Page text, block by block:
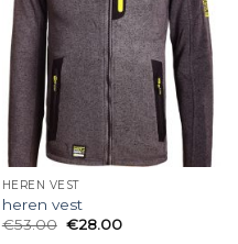
HEREN VEST
heren vest
€53.00 €28.00